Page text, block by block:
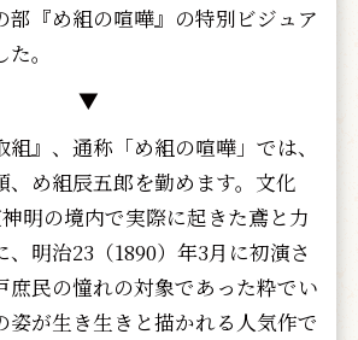
部『め組の喧嘩』の特別ビジュア
。
▼
』、通称「め組の喧嘩」では、
め組辰五郎を勤めます。 文化
明の境内で実際に起きた鳶と力
明治23（1890）年3月に初演さ
庶民の憧れの対象であった粋でい
姿が生き生 きと描かれる人気作で